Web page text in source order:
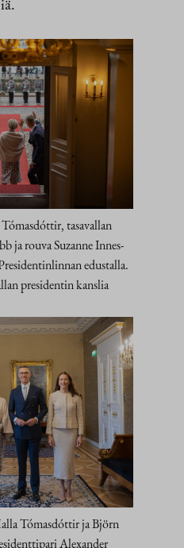
tasavallan
ja rouva Suzanne Innes-
edustalla.
presidentin kanslia
Tómasdóttir ja Björn
Alexander